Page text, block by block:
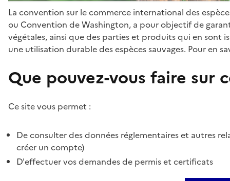
La convention sur le commerce international des
ou Convention de Washington, a pour objectif de
végétales, ainsi que des parties et produits qui en sont
une utilisation durable des espèces sauvages. Pour en
Que pouvez-vous faire sur
Ce site vous permet :
De consulter des données réglementaires et autres
créer un compte)
D'effectuer vos demandes de permis et certificats